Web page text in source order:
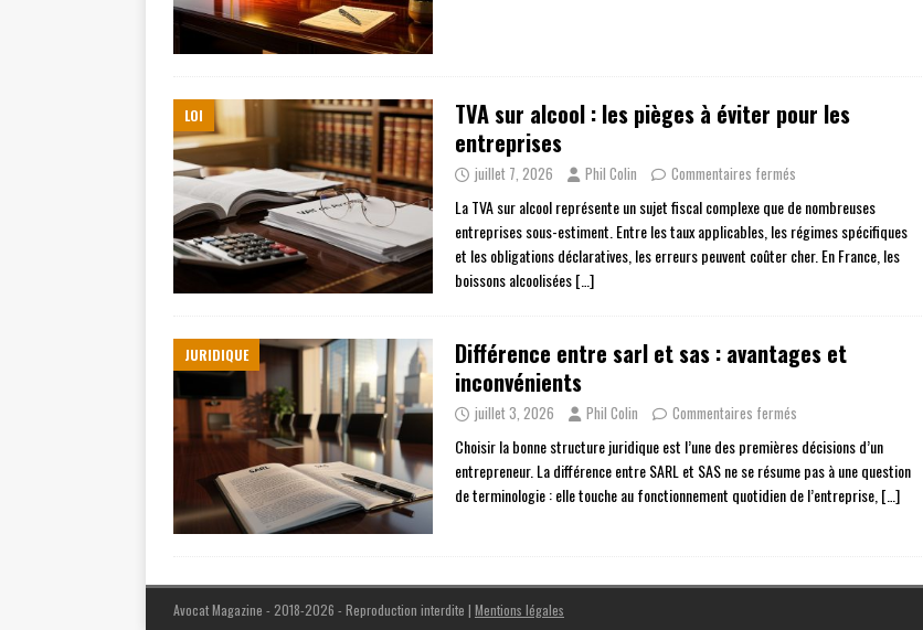
LOI
TVA sur alcool : les pièges à éviter pour les
entreprises
juillet 7, 2026 Phil Colin Commentaires fermés
La TVA sur alcool représente un sujet fiscal complexe que de nombreuses
entreprises sous-estiment. Entre les taux applicables, les régimes spécifiques
et les obligations déclaratives, les erreurs peuvent coûter cher. En France, les
boissons alcoolisées[…]
JURIDIQUE
Différence entre sarl et sas : avantages et
inconvénients
juillet 3, 2026 Phil Colin Commentaires fermés
Choisir la bonne structure juridique est l’une des premières décisions d’un
entrepreneur. La différence entre SARL et SAS ne se résume pas à une question
de terminologie : elle touche au fonctionnement quotidien de l’entreprise,[…]
Avocat Magazine - 2018-2026 - Reproduction interdite | Mentions légales